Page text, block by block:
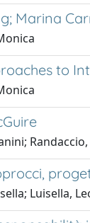
Marina
to
Luisella,